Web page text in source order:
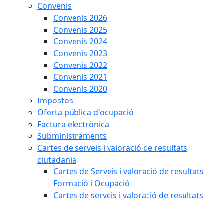
Convenis
Convenis 2026
Convenis 2025
Convenis 2024
Convenis 2023
Convenis 2022
Convenis 2021
Convenis 2020
Impostos
Oferta pública d'ocupació
Factura electrònica
Subministraments
Cartes de serveis i valoració de resultats
ciutadania
Cartes de Serveis i valoració de resultats
Formació i Ocupació
Cartes de serveis i valoració de resultats